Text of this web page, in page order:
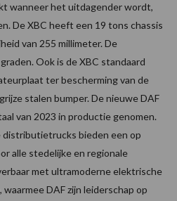
wanneer het uitdagender wordt,
De XBC heeft een 19 tons chassis
van 255 millimeter. De
Ook is de XBC standaard
ter bescherming van de
stalen bumper. De nieuwe DAF
van 2023 in productie genomen.
bieden een op
alle stedelijke en regionale
met ultramoderne elektrische
waarmee DAF zijn leiderschap op